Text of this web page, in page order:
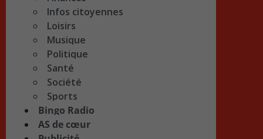
Infos citoyennes
Loisirs
Musique
Politique
Santé
Société
Sports
Bingo Radio
AS de cœur